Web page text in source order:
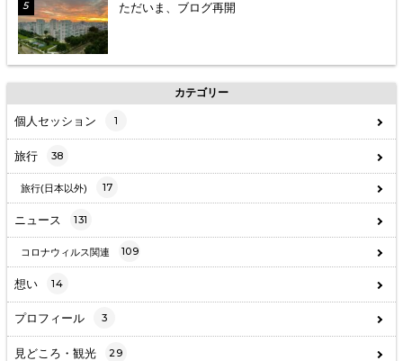
ただいま、ブログ再開
カテゴリー
個人セッション 1
旅行 38
旅行(日本以外) 17
ニュース 131
コロナウィルス関連 109
想い 14
プロフィール 3
見どころ・観光 29